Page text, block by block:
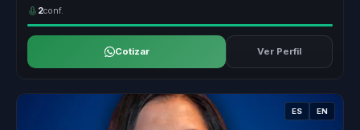
2conf.
Cotizar Ver Perfil
ES EN